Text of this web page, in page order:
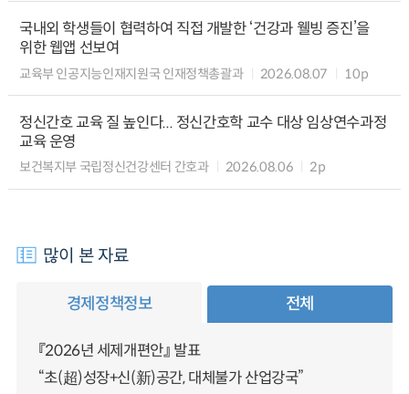
국내외 학생들이 협력하여 직접 개발한 ‘건강과 웰빙 증진’을
위한 웹앱 선보여
교육부 인공지능인재지원국 인재정책총괄과 2026.08.07 10p
정신간호 교육 질 높인다... 정신간호학 교수 대상 임상연수과정
교육 운영
보건복지부 국립정신건강센터 간호과 2026.08.06 2p
많이 본 자료
경제정책정보 전체
『2026년 세제개편안』 발표
“초(超)성장+신(新)공간, 대체불가 산업강국”